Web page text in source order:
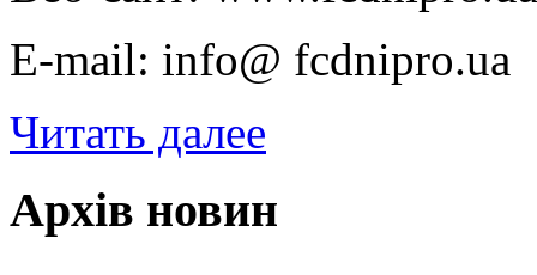
E-mail: info@ fcdnipro.ua
Читать далее
Архів новин